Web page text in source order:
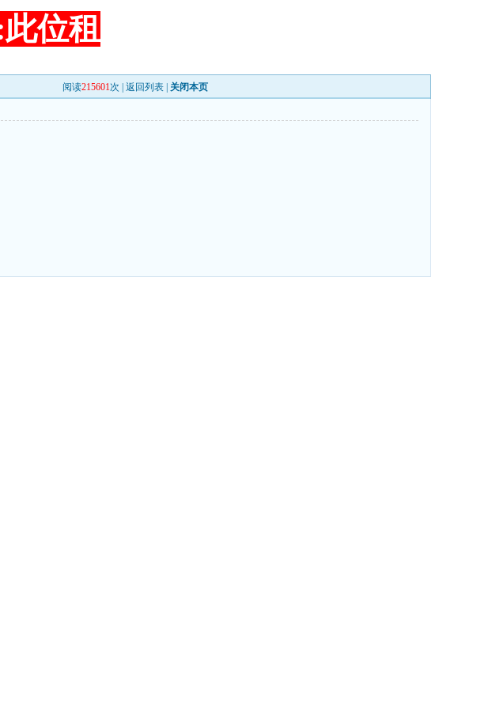
位租
阅读215601次 | 返回列表 关闭本页